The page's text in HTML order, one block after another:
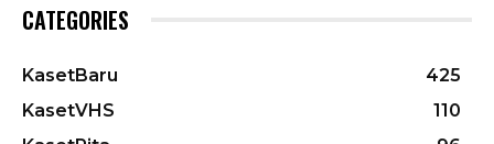
CATEGORIES
KasetBaru
425
KasetVHS
110